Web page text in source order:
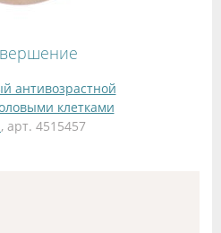
антивозрастной
клетками
, арт. 4515457